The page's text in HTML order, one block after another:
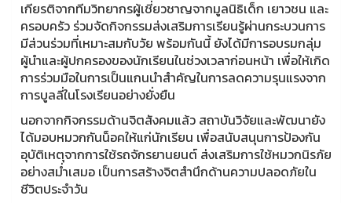
เกียรติจากทีมวิทยากรผู้เชี่ยวชาญจากมูลนิธิเด็ก เยาวชน และ
ครอบครัว ร่วมจัดกิจกรรมส่งเสริมการเรียนรู้ผ่านกระบวนการ
มีส่วนร่วมที่เหมาะสมกับวัย พร้อมกันนี้ ยังได้มีการอบรมกลุ่ม
ผู้นำและผู้ปกครองของนักเรียนในช่วงเวลาก่อนหน้า เพื่อให้เกิด
การร่วมมือในการเป็นแกนนำสำคัญในการลดความรุนแรงจาก
การบูลลี่ในโรงเรียนอย่างยั่งยืน
นอกจากกิจกรรมด้านจิตสังคมแล้ว สถาบันวิจัยและพัฒนายัง
ได้มอบหมวกกันน็อคให้แก่นักเรียน เพื่อสนับสนุนการป้องกัน
อุบัติเหตุจากการใช้รถจักรยานยนต์ ส่งเสริมการใช้หมวกนิรภัย
อย่างสม่ำเสมอ เป็นการสร้างจิตสำนึกด้านความปลอดภัยใน
ชีวิตประจำวัน